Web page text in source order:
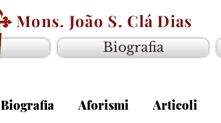
Mons. João S. Clá Dias
Biografia
Biografia Aforismi Articoli